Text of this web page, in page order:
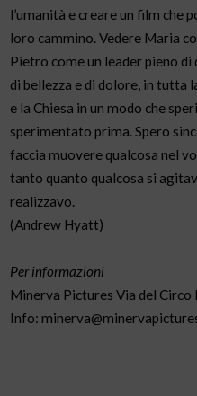
l’umanità e creare un film che
loro cammino. Vedere Maria
Pietro come un leader pieno di
di bellezza e di dolore, in tutta
e la Chiesa in un modo che
sperimentato prima. Spero
faccia muovere qualcosa nel
tanto quanto qualcosa si
realizzavo.
(Andrew Hyatt)
Per informazioni
Minerva Pictures Via del
Info: